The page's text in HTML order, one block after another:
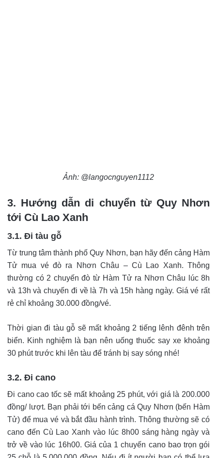
Ảnh: @langocnguyen1112
3. Hướng dẫn di chuyển từ Quy Nhơn
tới Cù Lao Xanh
3.1. Đi tàu gỗ
Từ trung tâm thành phố Quy Nhơn, bạn hãy đến cảng Hàm
Tử mua vé đò ra Nhơn Châu – Cù Lao Xanh. Thông
thường có 2 chuyến đò từ Hàm Tử ra Nhơn Châu lúc 8h
và 13h và chuyến đi về là 7h và 15h hàng ngày. Giá vé rất
rẻ chỉ khoảng 30.000 đồng/vé.
Thời gian đi tàu gỗ sẽ mất khoảng 2 tiếng lênh đênh trên
biển. Kinh nghiệm là bạn nên uống thuốc say xe khoảng
30 phút trước khi lên tàu để tránh bị say sóng nhé!
3.2. Đi cano
Đi cano cao tốc sẽ mất khoảng 25 phút, với giá là 200.000
đồng/ lượt. Bạn phải tới bến cảng cá Quy Nhơn (bến Hàm
Tử) để mua vé và bắt đầu hành trình. Thông thường sẽ có
cano đến Cù Lao Xanh vào lúc 8h00 sáng hàng ngày và
trở về vào lúc 16h00. Giá của 1 chuyến cano bao trọn gói